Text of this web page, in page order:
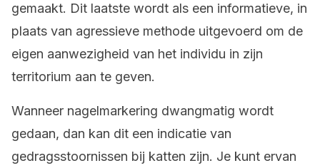
gemaakt. Dit laatste wordt als een informatieve, in
plaats van agressieve methode uitgevoerd om de
eigen aanwezigheid van het individu in zijn
territorium aan te geven.
Wanneer nagelmarkering dwangmatig wordt
gedaan, dan kan dit een indicatie van
gedragsstoornissen bij katten zijn. Je kunt ervan